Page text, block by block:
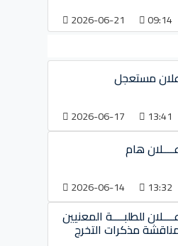
09:14
2026-06-21
مستعجل
13:41
2026-06-17
هام
13:32
2026-06-14
للطلبــــة المعنيين
مذكرات التخرج